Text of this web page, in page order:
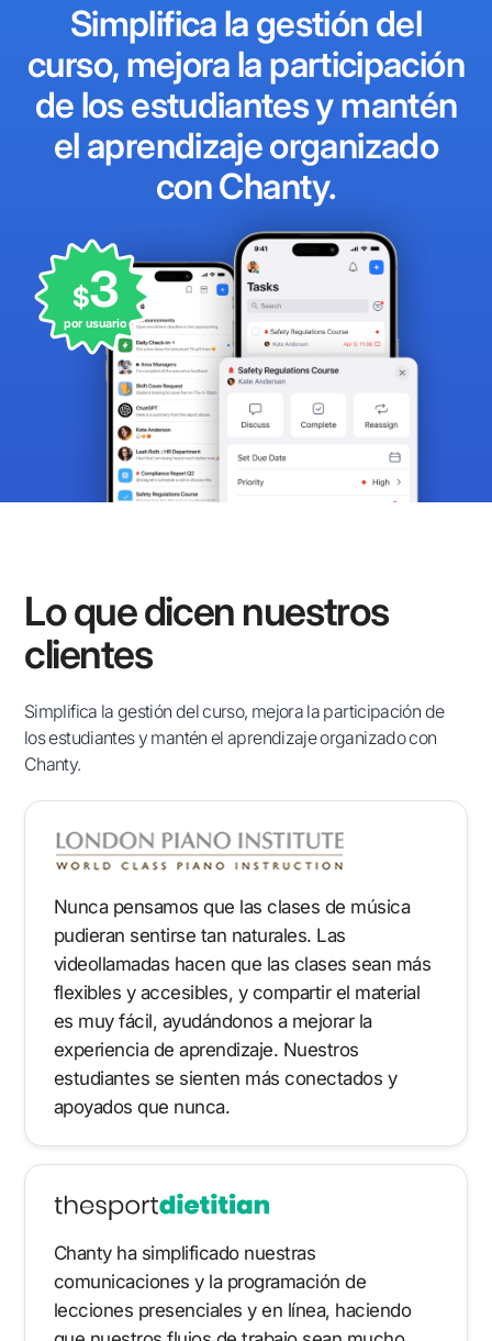
Simplifica la gestión del
curso, mejora la participación
de los estudiantes y mantén
el aprendizaje organizado
con Chanty.
$3
por usuario
Lo que dicen nuestros
clientes
Simplifica la gestión del curso, mejora la participación de
los estudiantes y mantén el aprendizaje organizado con
Chanty.
Nunca pensamos que las clases de música
pudieran sentirse tan naturales. Las
videollamadas hacen que las clases sean más
flexibles y accesibles, y compartir el material
es muy fácil, ayudándonos a mejorar la
experiencia de aprendizaje. Nuestros
estudiantes se sienten más conectados y
apoyados que nunca.
Chanty ha simplificado nuestras
comunicaciones y la programación de
lecciones presenciales y en línea, haciendo